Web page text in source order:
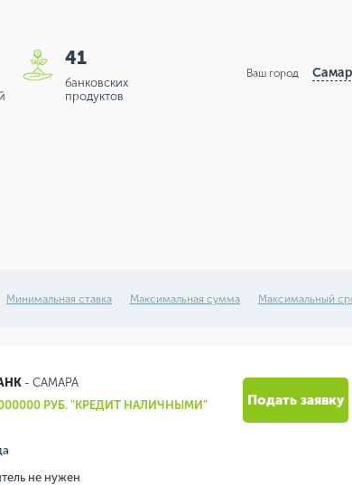
41
банковских
продуктов
Ваш город
Минимальная ставка Максимальная сумма Максимальный
- САМАРА
РУБ. "КРЕДИТ НАЛИЧНЫМИ"
не нужен
Подать заявку